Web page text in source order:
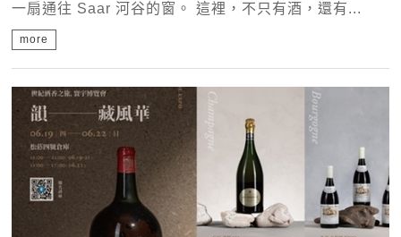
一扇通往 Saar 河谷的窗。 這裡，不只有酒，還有...
more